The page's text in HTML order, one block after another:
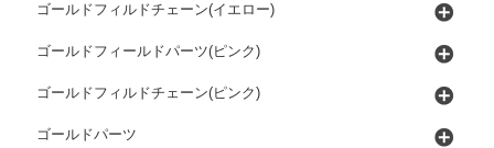
ゴールドフィルドチェーン(イエロー)
ゴールドフィールドパーツ(ピンク)
ゴールドフィルドチェーン(ピンク)
ゴールドパーツ